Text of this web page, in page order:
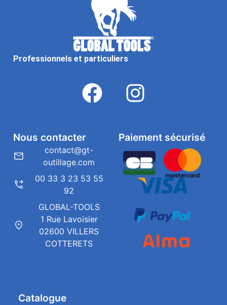
Professionnels et particuliers
Catalogue
Paiement sécurisé
Nous contacter
contact@gt-
outillage.com
00 33 3 23 53 55
92
GLOBAL-TOOLS
1 Rue Lavoisier
02600 VILLERS
COTTERETS